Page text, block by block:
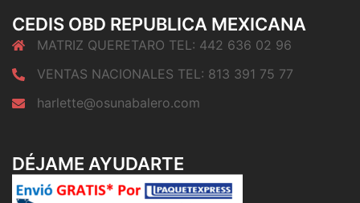
CEDIS OBD REPUBLICA MEXICANA
MATRIZ QUERETARO TEL: 442 636 02 96
VENTAS NACIONALES TEL: 813 391 75 77
harlette@osunabalero.com
DÉJAME AYUDARTE